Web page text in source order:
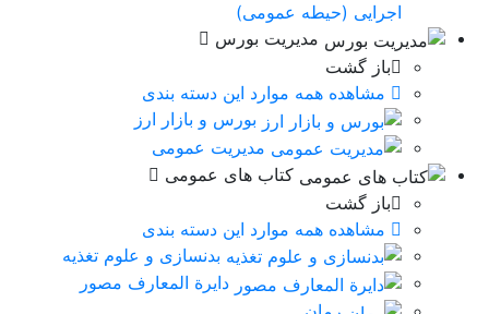
اجرایی (حیطه عمومی)
مدیریت بورس
باز گشت
مشاهده همه موارد این دسته بندی
بورس و بازار ارز
مدیریت عمومی
کتاب های عمومی
باز گشت
مشاهده همه موارد این دسته بندی
بدنسازی و علوم تغذیه
دایرة المعارف مصور